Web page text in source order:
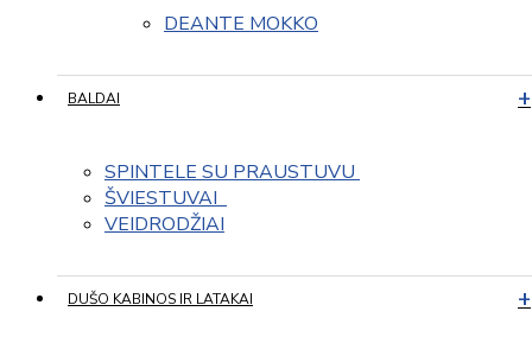
DEANTE MOKKO
BALDAI
SPINTELE SU PRAUSTUVU
ŠVIESTUVAI
VEIDRODŽIAI
DUŠO KABINOS IR LATAKAI